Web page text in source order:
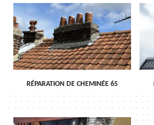
RÉPARATION DE CHEMINÉE 65